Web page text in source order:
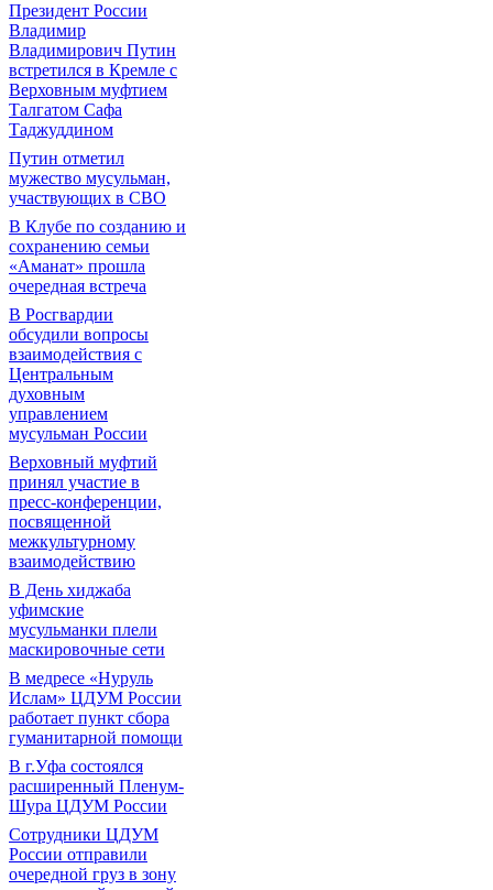
Президент России
Владимир
Владимирович Путин
встретился в Кремле с
Верховным муфтием
Талгатом Сафа
Таджуддином
Путин отметил
мужество мусульман,
участвующих в СВО
В Клубе по созданию и
сохранению семьи
«Аманат» прошла
очередная встреча
В Росгвардии
обсудили вопросы
взаимодействия с
Центральным
духовным
управлением
мусульман России
Верховный муфтий
принял участие в
пресс-конференции,
посвященной
межкультурному
взаимодействию
В День хиджаба
уфимские
мусульманки плели
маскировочные сети
В медресе «Нуруль
Ислам» ЦДУМ России
работает пункт сбора
гуманитарной помощи
В г.Уфа состоялся
расширенный Пленум-
Шура ЦДУМ России
Сотрудники ЦДУМ
России отправили
очередной груз в зону